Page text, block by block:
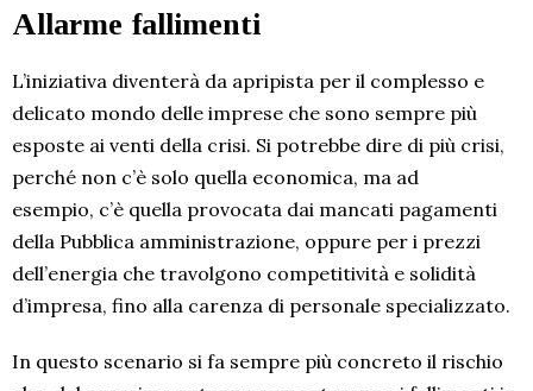
Allarme fallimenti
L’iniziativa diventerà da apripista per il complesso e
delicato mondo delle imprese che sono sempre più
esposte ai venti della crisi. Si potrebbe dire di più crisi,
perché non c’è solo quella economica, ma ad
esempio, c’è quella provocata dai mancati pagamenti
della Pubblica amministrazione, oppure per i prezzi
dell’energia che travolgono competitività e solidità
d’impresa, fino alla carenza di personale specializzato.
In questo scenario si fa sempre più concreto il rischio